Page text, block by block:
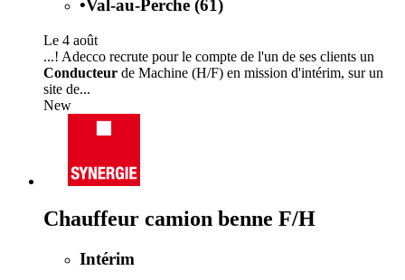
•Val-au-Perche (61)
Le 4 août
...! Adecco recrute pour le compte de l'un de ses clients un
Conducteur de Machine (H/F) en mission d'intérim, sur un
site de...
New
Chauffeur camion benne F/H
Intérim